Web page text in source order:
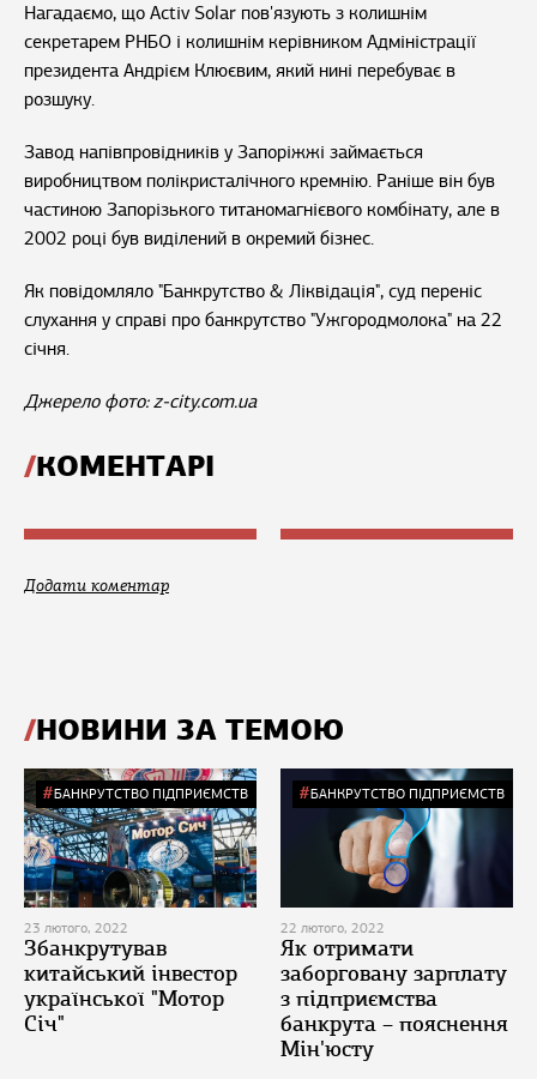
Нагадаємо, що Activ Solar пов'язують з колишнім
секретарем РНБО і колишнім керівником Адміністрації
президента Андрієм Клюєвим, який нині перебуває в
розшуку.
Завод напівпровідників у Запоріжжі займається
виробництвом полікристалічного кремнію. Раніше він був
частиною Запорізького титаномагнієвого комбінату, але в
2002 році був виділений в окремий бізнес.
Як повідомляло "Банкрутство & Ліквідація", суд переніс
слухання у справі про банкрутство "Ужгородмолока" на 22
січня.
Джерело фото: z-city.com.ua
КОМЕНТАРІ
Додати коментар
НОВИНИ ЗА ТЕМОЮ
БАНКРУТСТВО ПІДПРИЄМСТВ
23 лютого, 2022
Збанкрутував
китайський інвестор
української "Мотор
Січ"
БАНКРУТСТВО ПІДПРИЄМСТВ
22 лютого, 2022
Як отримати
заборговану зарплату
з підприємства
банкрута – пояснення
Мін'юсту